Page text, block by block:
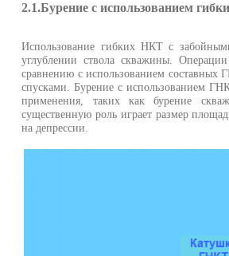
2.1.Бурение с использованием
Использование гибких НКТ с
углублении ствола скважины.
сравнению с использованием составных
спусками. Бурение с использованием
применения, таких как бурение
существенную роль играет размер
на депрессии.